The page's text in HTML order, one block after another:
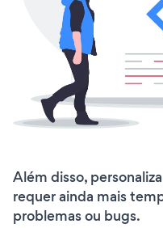
Além disso,
requer ainda mais
problemas ou bugs.